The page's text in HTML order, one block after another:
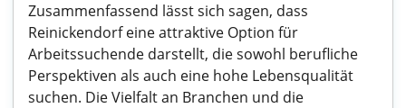
Zusammenfassend lässt sich sagen, dass
Reinickendorf eine attraktive Option für
Arbeitssuchende darstellt, die sowohl berufliche
Perspektiven als auch eine hohe Lebensqualität
suchen. Die Vielfalt an Branchen und die